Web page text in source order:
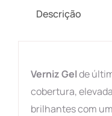
Descrição
Verniz Gelde
cobertura,
brilhantes com